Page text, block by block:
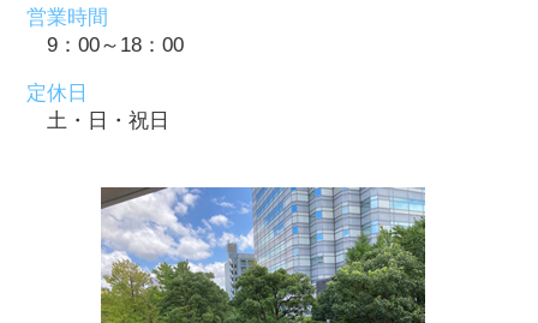
営業時間
9：00～18：00
定休日
土・日・祝日